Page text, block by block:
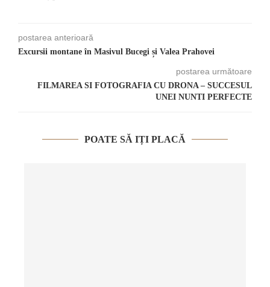
postarea anterioară
Excursii montane în Masivul Bucegi și Valea Prahovei
postarea următoare
FILMAREA SI FOTOGRAFIA CU DRONA – SUCCESUL
UNEI NUNTI PERFECTE
POATE SĂ IȚI PLACĂ